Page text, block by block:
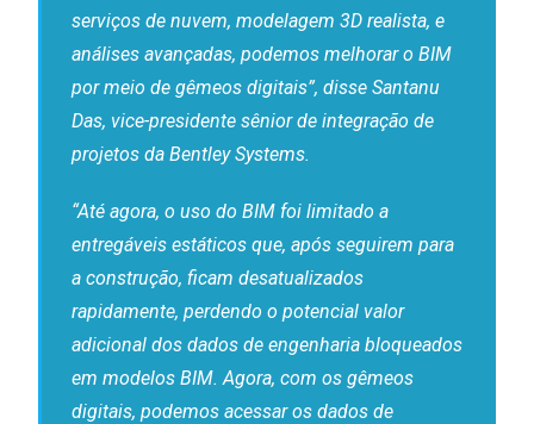
serviços de nuvem, modelagem 3D realista, e
análises avançadas, podemos melhorar o BIM
por meio de gêmeos digitais”, disse Santanu
Das, vice-presidente sênior de integração de
projetos da Bentley Systems.
“Até agora, o uso do BIM foi limitado a
entregáveis estáticos que, após seguirem para
a construção, ficam desatualizados
rapidamente, perdendo o potencial valor
adicional dos dados de engenharia bloqueados
em modelos BIM. Agora, com os gêmeos
digitais, podemos acessar os dados de